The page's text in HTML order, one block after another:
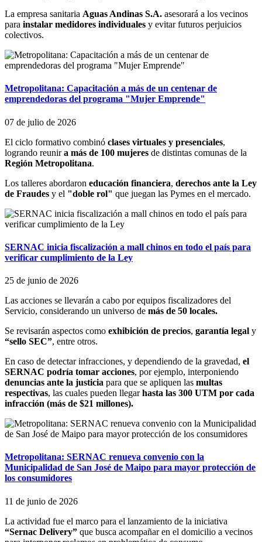
La empresa sanitaria Aguas Andinas S.A. asesorará a los vecinos
para instalar medidores individuales y evitar futuros perjuicios
colectivos.
Metropolitana: Capacitación a más de un centenar de
emprendedoras del programa "Mujer Emprende"
07 de julio de 2026
El ciclo formativo combinó clases virtuales y presenciales,
logrando reunira más de 100 mujeres de distintas comunas de la
Región Metropolitana.
Los talleres abordaron educación financiera, derechos ante la Ley
de Fraudes y el "doble rol" que juegan las Pymes en el mercado.
SERNAC inicia fiscalización a mall chinos en todo el país para
verificar cumplimiento de la Ley
25 de junio de 2026
Las acciones se llevarán a cabo por equipos fiscalizadores del
Servicio, considerando un universo de más de 50 locales.
Se revisarán aspectos como exhibición de precios, garantía legal y
“sello SEC”, entre otros.
En caso de detectar infracciones, y dependiendo de la gravedad, el
SERNAC podría tomar acciones, por ejemplo, interponiendo
denuncias ante la justicia para que se apliquen las multas
respectivas, las cuales pueden llegarhasta las 300 UTM por cada
infracción (más de $21 millones).
Metropolitana: SERNAC renueva convenio con la
Municipalidad de San José de Maipo para mayor protección de
los consumidores
11 de junio de 2026
La actividad fue el marco para el lanzamiento de la iniciativa
“Sernac Delivery” que busca acompañar en el domicilio a vecinos